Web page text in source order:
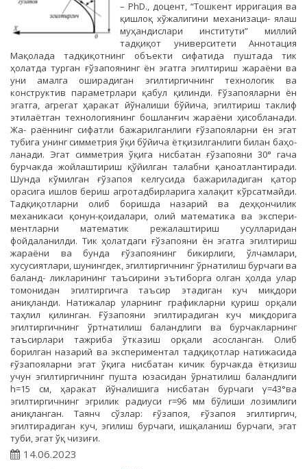
– PhD., доцент, “Тошкент ирригация ва
қишлоқ хўжалигини механизаци- ялаш
муҳандислари институти” миллий
тадқиқот университети Аннотация
Мақолада тадқиқотнинг объекти сифатида пуштада тик
ҳолатда турган ғўзапоянинг ён эгатга эгилтириш жараёни ва
уни амалга оширадиган эгилтиргичнинг технологик ва
конструктив параметрлари қабул қилинди. Ғўзапояларни ён
эгатга, агрегат ҳаракат йўналиши бўйича, эгилтириш таклиф
этилаётган технологиянинг бошланғич жараёни ҳисобланади.
Жа- раённинг сифатли бажарилганлиги ғўзапояларни ён эгат
тубига унинг симметрия ўқи бўйича ётқизилганлиги билан баҳо-
ланади. Эгат симметрия ўқига нисбатан ғўзапояни 30° гача
бурчакда жойлаштириш қўйилган талабни қаноатлантиради.
Шунда кўмилган ғўзапоя келгусида бажариладиган қатор
орасига ишлов бериш агротадбирларига халақит кўрсатмайди.
Тадқиқотларни олиб боришда назарий ва деҳқончилик
механикаси қонун-қоидалари, олий математика ва экспери-
ментларни математик режалаштириш усулларидан
фойдаланилди. Тик ҳолатдаги ғўзапояни ён эгатга эгилтириш
жараёни ва бунда ғўзапоянинг бикирлиги, ўлчамлари,
хусусиятлари, шунингдек, эгилтиргичнинг ўрнатилиш бурчаги ва
баланд- ликларининг таъсирини эътиборга олган ҳолда улар
томонидан эгилтиргичга таъсир этадиган куч миқдори
аниқланди. Натижалар уларнинг графикларни қуриш орқали
таҳлил қилинган. Ғўзапояни эгилтирадиган куч миқдорига
эгилтиргичнинг ўртнатилиш баландлиги ва бурчакларнинг
таъсирлари тажриба ўтказиш орқали асосланган. Олиб
борилган назарий ва экспериментал тадқиқотлар натижасида
ғўзапояларни эгат ўқига нисбатан кичик бурчакда ётқизиш
учун эгилтиргичнинг пушта юзасидан ўрнатилиш баландлиги
h=15 см, ҳаракат йўналишига нисбатан бурчаги γ=43°ва
эгилтиргичнинг эгрилик радиуси r=96 мм бўлиши лозимлиги
аниқланган. Таянч сўзлар: ғўзапоя, ғўзапоя эгилтиргич,
эгилтирадиган куч, эгилиш бурчаги, ишқаланиш бурчаги, эгат
туби, эгат ўқ чизиғи.
14.06.2023